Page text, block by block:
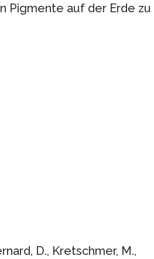
Pigmente auf der Erde zu
D., Kretschmer, M.,